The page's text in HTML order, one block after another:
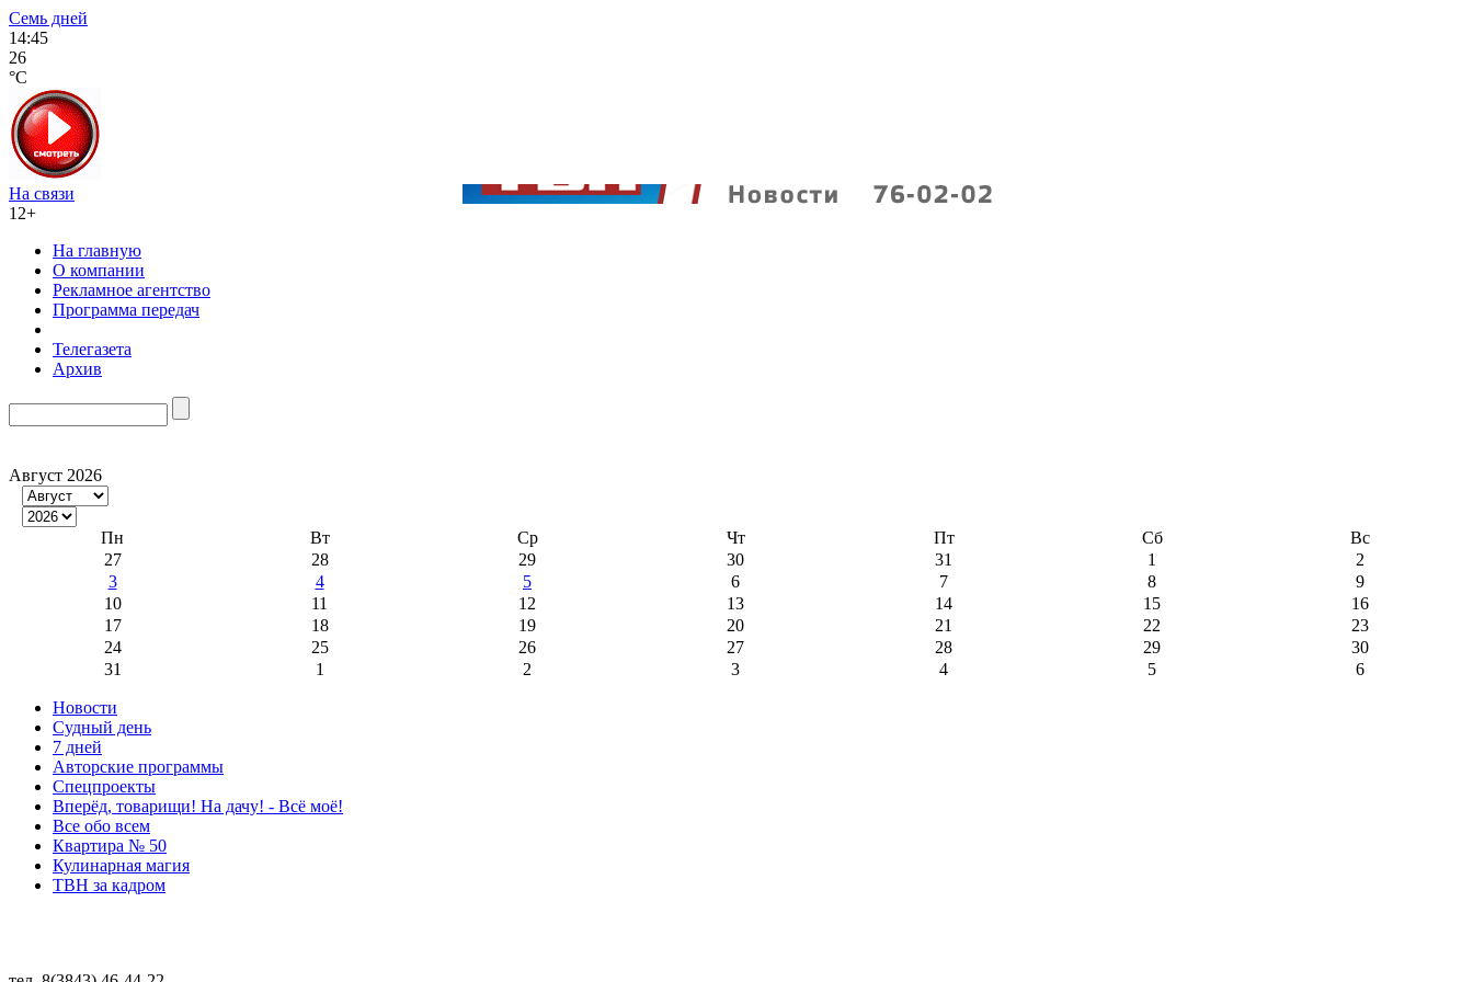
Семь дней
14:45
26
°C
На связи
12+
На главную
О компании
Рекламное агентство
Программа передач
Телегазета
Архив
Август 2026
Пн Вт Ср Чт Пт Сб
Вс
27
28 29 30 31 1
2
3
4 5 6 7 8
9
10
11 12 13 14 15
16
17
18 19 20 21 22
23
24
25 26 27 28 29
30
31
1 2 3 4 5 6
Новости
Судный день
7 дней
Авторские программы
Спецпроекты
Вперёд, товарищи! На дачу! - Всё моё!
Все обо всем
Квартира № 50
Кулинарная магия
ТВН за кадром